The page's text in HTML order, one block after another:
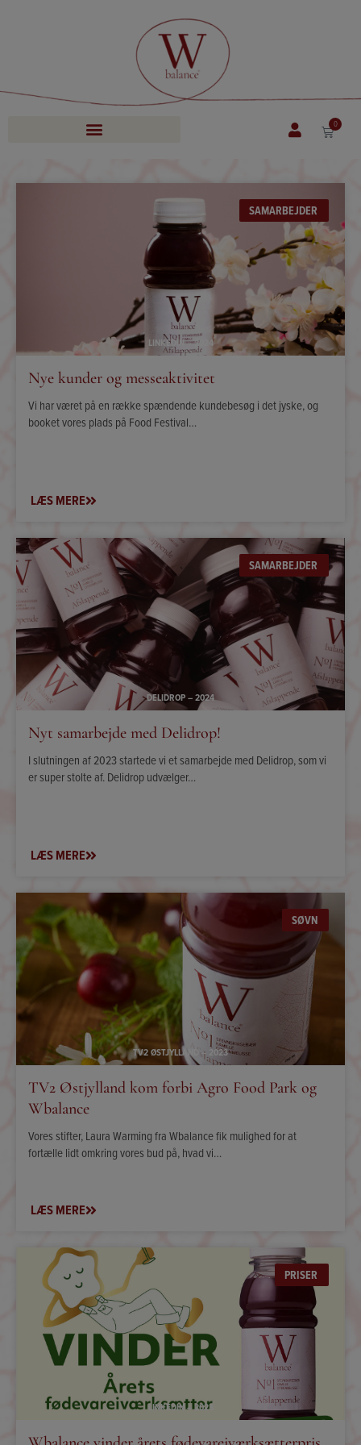
0
SAMARBEJDER
LINKEDIN – 2024
Nye kunder og messeaktivitet
Vi har været på en række spændende kundebesøg i det jyske, og
booket vores plads på Food Festival…
LÆS MERE
SAMARBEJDER
DELIDROP – 2024
Nyt samarbejde med Delidrop!
I slutningen af 2023 startede vi et samarbejde med Delidrop, som vi
er super stolte af. Delidrop udvælger…
LÆS MERE
SØVN
TV2 ØSTJYLLAND – 2023
TV2 Østjylland kom forbi Agro Food Park og
Wbalance
Vores stifter, Laura Warming fra Wbalance fik mulighed for at
fortælle lidt omkring vores bud på, hvad vi…
LÆS MERE
PRISER
LINKEDIN – 2023